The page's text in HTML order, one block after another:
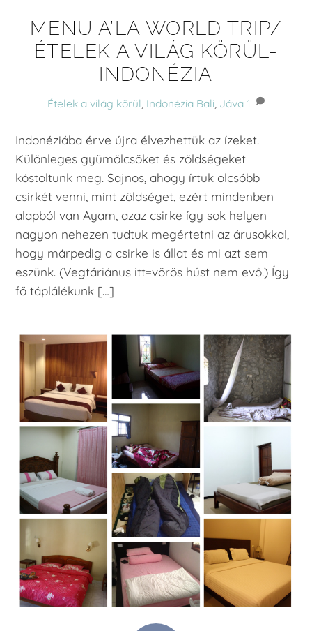
MENU A’LA WORLD TRIP/
ÉTELEK A VILÁG KÖRÜL-
INDONÉZIA
Ételek a világ körül, Indonézia Bali, Jáva 1
Indonéziába érve újra élvezhettük az ízeket.
Különleges gyümölcsöket és zöldségeket
kóstoltunk meg. Sajnos, ahogy írtuk olcsóbb
csirkét venni, mint zöldséget, ezért mindenben
alapból van Ayam, azaz csirke így sok helyen
nagyon nehezen tudtuk megértetni az árusokkal,
hogy márpedig a csirke is állat és mi azt sem
eszünk. (Vegtáriánus itt=vörös húst nem evő.) Így
fő táplálékunk […]